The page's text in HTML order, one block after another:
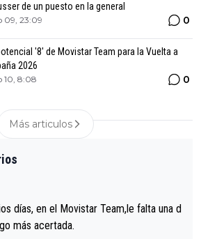
de un puesto en la general
09, 23:09 0
'8' de Movistar Team para la Vuelta a
2026
10, 8:08 0
Más articulos
días, en el Movistar Team,le falta una d
deportiva, algo más acertada.